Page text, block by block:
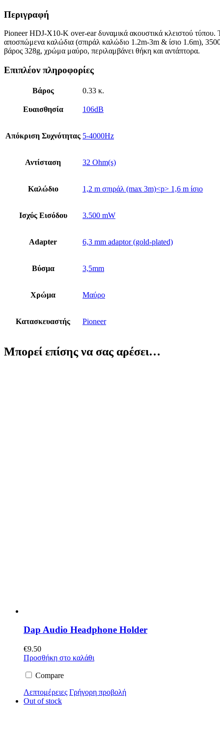
Περιγραφή
Pioneer HDJ-X10-K over-ear δυναμικά ακουστικά κλειστού
αποσπώμενα καλώδια (σπιράλ καλώδιο 1.2m-3m & ίσιο 1.6m),
βάρος 328g, χρώμα μαύρο, περιλαμβάνει θήκη και αντάπτορα.
Επιπλέον πληροφορίες
Βάρος 0.33 κ.
Ευαισθησία 106dB
Απόκριση Συχνότητας 5-4000Hz
Αντίσταση 32 Οhm(s)
Καλώδιο 1,2 m σπιράλ (max 3m)<p> 1,6 m ίσιο
Ισχύς Εισόδου 3.500 mW
Adapter 6,3 mm adaptor (gold-plated)
Βύσμα 3,5mm
Χρώμα Μαύρο
Κατασκευαστής Pioneer
Μπορεί επίσης να σας αρέσει…
Dap Audio Headphone Holder
€9.50
Προσθήκη στο καλάθι
Compare
Λεπτομέρειες Γρήγορη προβολή
Out of stock